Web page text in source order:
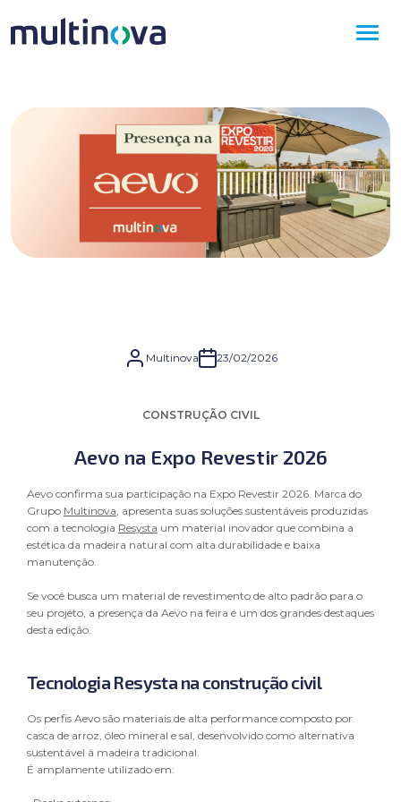
Multinova 23/02/2026
CONSTRUÇÃO CIVIL
Aevo na Expo Revestir 2026
Aevo confirma sua participação na Expo Revestir 2026. Marca do
Grupo Multinova, apresenta suas soluções sustentáveis produzidas
com a tecnologia Resysta um material inovador que combina a
estética da madeira natural com alta durabilidade e baixa
manutenção.
Se você busca um material de revestimento de alto padrão para o
seu projeto, a presença da Aevo na feira é um dos grandes destaques
desta edição.
Tecnologia Resysta na construção civil
Os perfis Aevo são materiais de alta performance composto por
casca de arroz, óleo mineral e sal, desenvolvido como alternativa
sustentável à madeira tradicional.
É amplamente utilizado em:
– MULTINOVA INDÚSTRIA DE EMBALAGENS PLÁSTICAS
LTDA
MULTINOVA INDÚSTRIA DE EMBALAGENS PLÁSTICAS LTDA.
(a “Multinova”)
Estrada FR 21, n.º 220, complemento 1º Distrito, Bairro Linha
São Miguel, na cidade de Farroupilha/RS.
1. O QUE É POLÍTICA DE PROTEÇÃO E PRIVACIDADE DE
1.1. Através da Política De Proteção E Privacidade De Dados
seus Dados Pessoais, quais as finalidades do tratamento,
bem como por quanto tempo, quais os critérios de segurança
observados e, quais são os seus direitos enquanto Titular e
como estes poderão ser exercidos, tudo em conformidade às
sobretudo a Lei 13.709/18 (Lei Geral de Proteção de Dados |